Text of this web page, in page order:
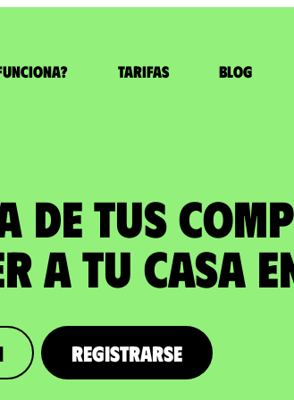
Tarifas Blog
DE TUS
a tu casa
Registrarse